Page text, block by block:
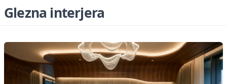
Glezna interjera